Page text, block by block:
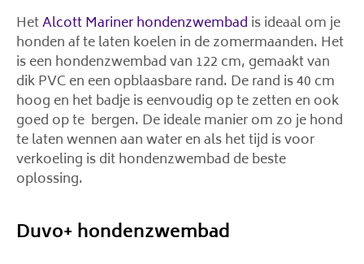
HetAlcott Mariner hondenzwembad is ideaal om je
honden af te laten koelen in de zomermaanden. Het
is een hondenzwembad van 122 cm, gemaakt van
dik PVC en een opblaasbare rand. De rand is 40 cm
hoog en het badje is eenvoudig op te zetten en ook
goed op te bergen. De ideale manier om zo je hond
te laten wennen aan water en als het tijd is voor
verkoeling is dit hondenzwembad de beste
oplossing.
Duvo+ hondenzwembad